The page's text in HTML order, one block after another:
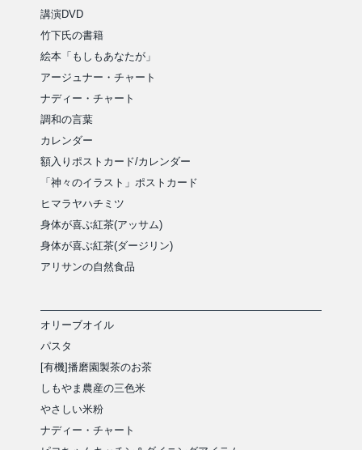
講演DVD
竹下氏の書籍
絵本「もしもあなたが」
アージュナー・チャート
ナディー・チャート
調和の言葉
カレンダー
額入りポストカード/カレンダー
「神々のイラスト」ポストカード
ヒマラヤハチミツ
身体が喜ぶ紅茶(アッサム)
身体が喜ぶ紅茶(ダージリン)
アリサンの自然食品
オリーブオイル
パスタ
[有機]播磨園製茶のお茶
しもやま農産の三色米
やさしい米粉
ナディー・チャート